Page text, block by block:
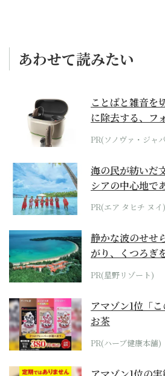
あわせて読みたい
ことばと雑音を
に除去する、フ
位モデル
PR(ソノヴァ・ジャ
海の民が紡いだ
シアの中心地で
らみえてくる...
PR(エア タヒチ ヌイ)
静かな波のせせ
がり、くつろぎ
ホテル by...
PR(星野リゾート)
アマゾン1位「
お茶
PR(ハーブ健康本舗)